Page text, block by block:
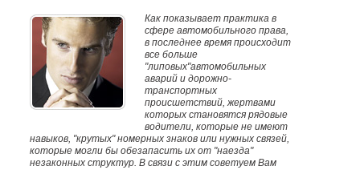
Как показывает практика в
сфере автомобильного права,
в последнее время происходит
все больше
"липовых"автомобильных
аварий и дорожно-
транспортных
происшетствий, жертвами
которых становятся рядовые
водители, которые не имеют
навыков, "крутых" номерных знаков или нужных связей,
которые могли бы обезапасить их от "наезда"
незаконных структур. В связи с этим советуем Вам